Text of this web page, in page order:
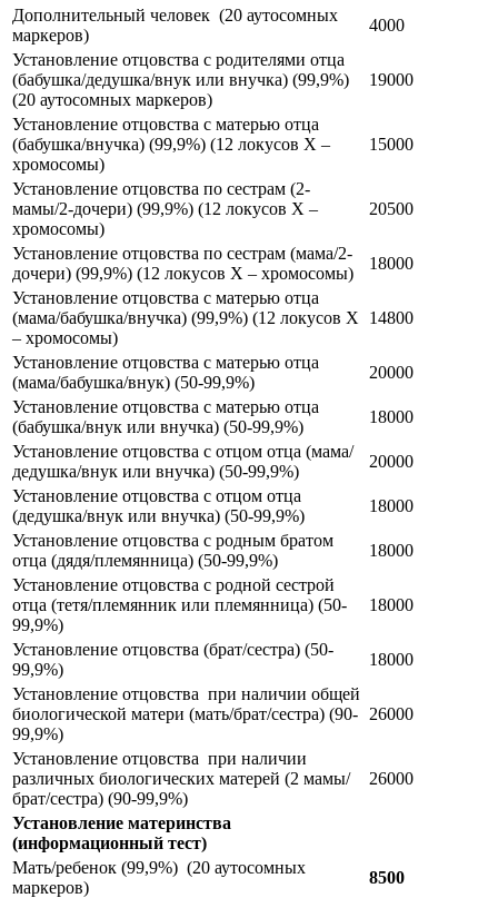
Дополнительный человек (20 аутосомных
маркеров)
4000
Установление отцовства с родителями отца
(бабушка/дедушка/внук или внучка) (99,9%)
(20 аутосомных маркеров)
19000
Установление отцовства с матерью отца
(бабушка/внучка) (99,9%) (12 локусов Х –
хромосомы)
15000
Установление отцовства по сестрам (2-
мамы/2-дочери) (99,9%) (12 локусов Х –
хромосомы)
20500
Установление отцовства по сестрам (мама/2-
дочери) (99,9%) (12 локусов Х – хромосомы)
18000
Установление отцовства с матерью отца
(мама/бабушка/внучка) (99,9%) (12 локусов Х
– хромосомы)
14800
Установление отцовства с матерью отца
(мама/бабушка/внук) (50-99,9%)
20000
Установление отцовства с матерью отца
(бабушка/внук или внучка) (50-99,9%)
18000
Установление отцовства с отцом отца (мама/
дедушка/внук или внучка) (50-99,9%)
20000
Установление отцовства с отцом отца
(дедушка/внук или внучка) (50-99,9%)
18000
Установление отцовства с родным братом
отца (дядя/племянница) (50-99,9%)
18000
Установление отцовства с родной сестрой
отца (тетя/племянник или племянница) (50-
99,9%)
18000
Установление отцовства (брат/сестра) (50-
99,9%)
18000
Установление отцовства при наличии общей
биологической матери (мать/брат/сестра) (90-
99,9%)
26000
Установление отцовства при наличии
различных биологических матерей (2 мамы/
брат/сестра) (90-99,9%)
26000
Установление материнства
(информационный тест)
Мать/ребенок (99,9%) (20 аутосомных
маркеров)
8500